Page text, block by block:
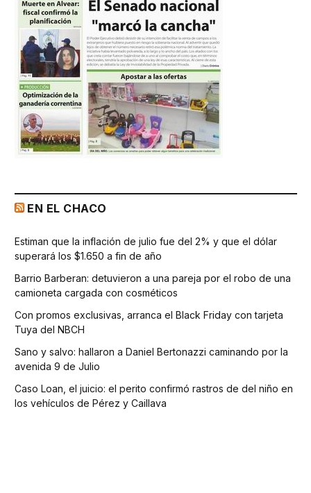
EN EL CHACO
Estiman que la inflación de julio fue del 2% y que el dólar
superará los $1.650 a fin de año
Barrio Barberan: detuvieron a una pareja por el robo de una
camioneta cargada con cosméticos
Con promos exclusivas, arranca el Black Friday con tarjeta
Tuya del NBCH
Sano y salvo: hallaron a Daniel Bertonazzi caminando por la
avenida 9 de Julio
Caso Loan, el juicio: el perito confirmó rastros de del niño en
los vehículos de Pérez y Caillava